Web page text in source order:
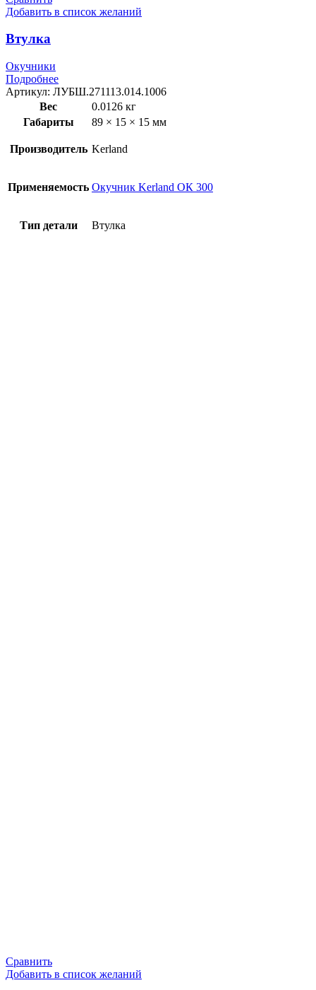
Добавить в список желаний
Втулка
Окучники
Подробнее
Артикул: ЛУБШ.271113.014.1006
Вес
0.0126 кг
Габариты
89 × 15 × 15 мм
Производитель Kerland
Применяемость Окучник Kerland ОК 300
Тип детали Втулка
Сравнить
Добавить в список желаний